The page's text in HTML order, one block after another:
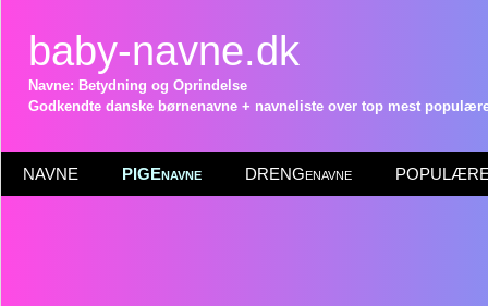
baby-navne.dk
Navne: Betydning og Oprindelse
Godkendte danske børnenavne + navneliste over top mest
NAVNE PIGEnavne DRENGenavne POPULÆRE